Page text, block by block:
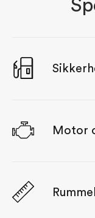
Motor